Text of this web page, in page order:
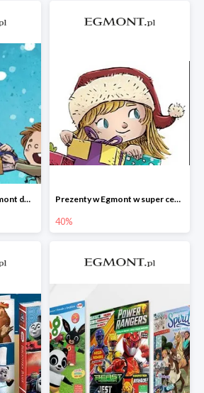
Świąteczne rabaty w Egmont do -70% Prezenty w Egmont w super cenach
40%